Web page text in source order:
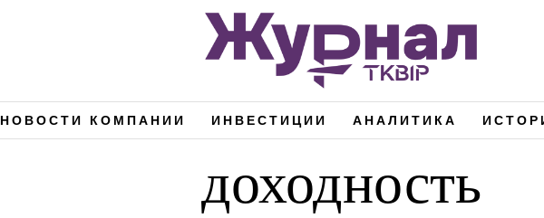
НОВОСТИ КОМПАНИИ ИНВЕСТИЦИИ АНАЛИТИКА
доходность